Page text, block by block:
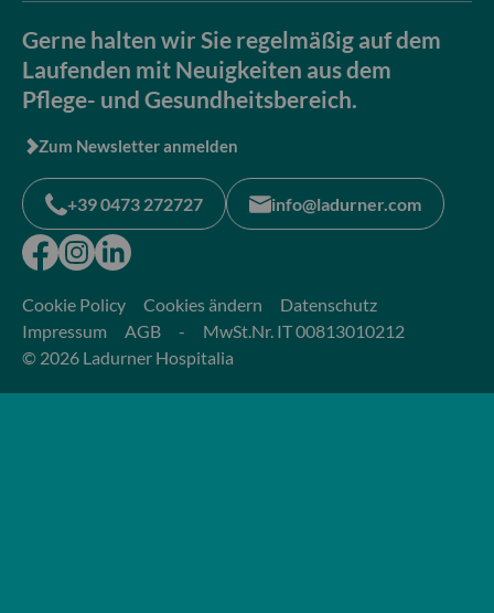
Gerne halten wir Sie regelmäßig auf dem
Laufenden mit Neuigkeiten aus dem
Pflege- und Gesundheitsbereich.
Zum Newsletter anmelden
+39 0473 272727 info@ladurner.com
Cookie Policy Cookies ändern
Datenschutz
Impressum
AGB -
MwSt.Nr. IT 00813010212
© 2026 Ladurner Hospitalia